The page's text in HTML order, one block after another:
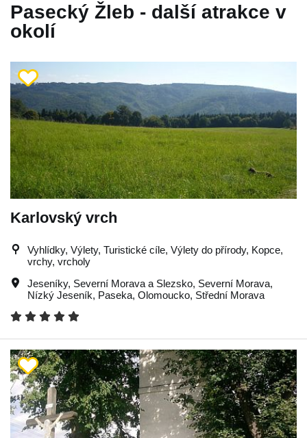
Pasecký Žleb - další atrakce v
okolí
Karlovský vrch
Vyhlídky, Výlety, Turistické cíle, Výlety do přírody, Kopce,
vrchy, vrcholy
Jeseníky, Severní Morava a Slezsko, Severní Morava,
Nízký Jeseník, Paseka, Olomoucko, Střední Morava